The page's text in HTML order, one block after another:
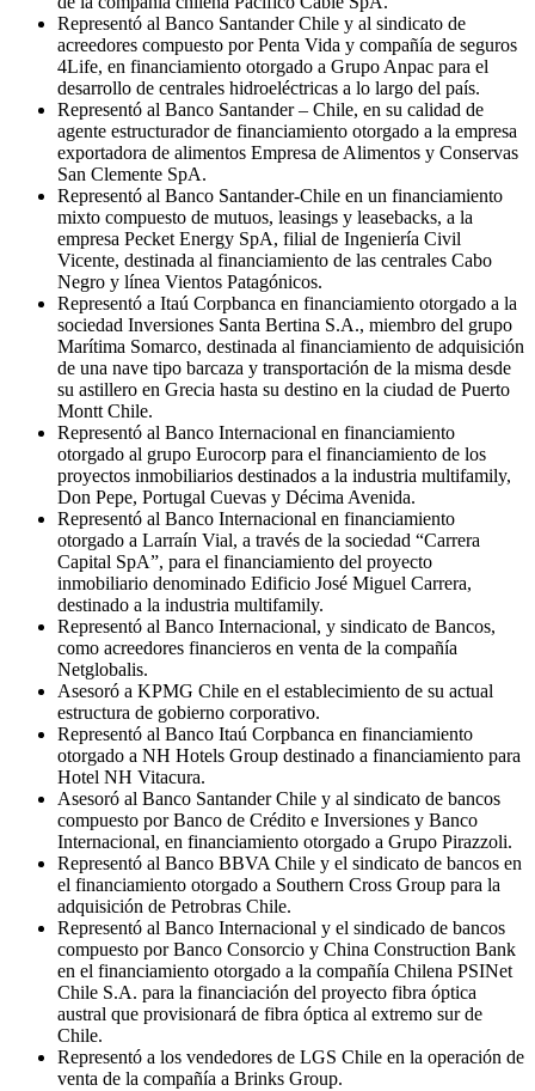
Representó al Banco Santander Chile y al sindicato de
acreedores compuesto por Penta Vida y compañía de seguros
4Life, en financiamiento otorgado a Grupo Anpac para el
desarrollo de centrales hidroeléctricas a lo largo del país.
Representó al Banco Santander – Chile, en su calidad de
agente estructurador de financiamiento otorgado a la empresa
exportadora de alimentos Empresa de Alimentos y Conservas
San Clemente SpA.
Representó al Banco Santander-Chile en un financiamiento
mixto compuesto de mutuos, leasings y leasebacks, a la
empresa Pecket Energy SpA, filial de Ingeniería Civil
Vicente, destinada al financiamiento de las centrales Cabo
Negro y línea Vientos Patagónicos.
Representó a Itaú Corpbanca en financiamiento otorgado a la
sociedad Inversiones Santa Bertina S.A., miembro del grupo
Marítima Somarco, destinada al financiamiento de adquisición
de una nave tipo barcaza y transportación de la misma desde
su astillero en Grecia hasta su destino en la ciudad de Puerto
Montt Chile.
Representó al Banco Internacional en financiamiento
otorgado al grupo Eurocorp para el financiamiento de los
proyectos inmobiliarios destinados a la industria multifamily,
Don Pepe, Portugal Cuevas y Décima Avenida.
Representó al Banco Internacional en financiamiento
otorgado a Larraín Vial, a través de la sociedad “Carrera
Capital SpA”, para el financiamiento del proyecto
inmobiliario denominado Edificio José Miguel Carrera,
destinado a la industria multifamily.
Representó al Banco Internacional, y sindicato de Bancos,
como acreedores financieros en venta de la compañía
Netglobalis.
Asesoró a KPMG Chile en el establecimiento de su actual
estructura de gobierno corporativo.
Representó al Banco Itaú Corpbanca en financiamiento
otorgado a NH Hotels Group destinado a financiamiento para
Hotel NH Vitacura.
Asesoró al Banco Santander Chile y al sindicato de bancos
compuesto por Banco de Crédito e Inversiones y Banco
Internacional, en financiamiento otorgado a Grupo Pirazzoli.
Representó al Banco BBVA Chile y el sindicato de bancos en
el financiamiento otorgado a Southern Cross Group para la
adquisición de Petrobras Chile.
Representó al Banco Internacional y el sindicado de bancos
compuesto por Banco Consorcio y China Construction Bank
en el financiamiento otorgado a la compañía Chilena PSINet
Chile S.A. para la financiación del proyecto fibra óptica
austral que provisionará de fibra óptica al extremo sur de
Chile.
Representó a los vendedores de LGS Chile en la operación de
venta de la compañía a Brinks Group.